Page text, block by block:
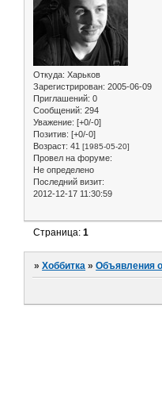
Откуда: Харьков
Зарегистрирован: 2005-06-09
Приглашений: 0
Сообщений: 294
Уважение: [+0/-0]
Позитив: [+0/-0]
Возраст: 41 [1985-05-20]
Провел на форуме:
Не определено
Последний визит:
2012-12-17 11:30:59
Страница:1
»Хоббитка »Объявления